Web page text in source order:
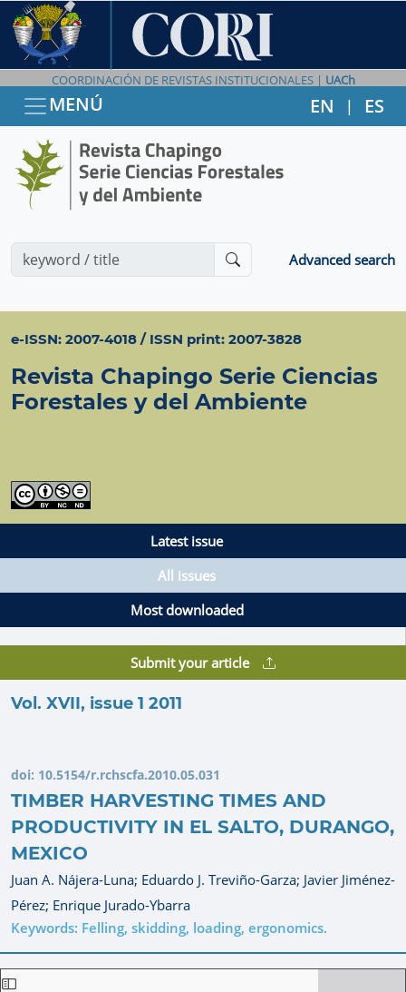
COORDINACIÓN DE REVISTAS INSTITUCIONALES | UACh
MENÚ EN | ES
Advanced search
e-ISSN: 2007-4018 / ISSN print: 2007-3828
Revista Chapingo Serie Ciencias
Forestales y del Ambiente
Latest issue
All issues
Most downloaded
Submit your article
Vol. XVII, issue 1 2011
doi: 10.5154/r.rchscfa.2010.05.031
TIMBER HARVESTING TIMES AND
PRODUCTIVITY IN EL SALTO, DURANGO,
MEXICO
Juan A. Nájera-Luna; Eduardo J. Treviño-Garza; Javier Jiménez-
Pérez; Enrique Jurado-Ybarra
Keywords: Felling, skidding, loading, ergonomics.